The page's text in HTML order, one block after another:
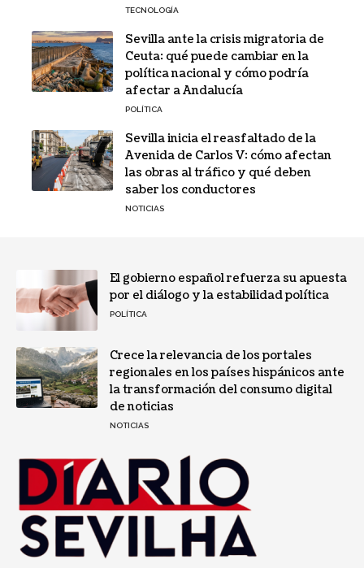
TECNOLOGÍA
Sevilla ante la crisis migratoria de
Ceuta: qué puede cambiar en la
política nacional y cómo podría
afectar a Andalucía
POLÍTICA
Sevilla inicia el reasfaltado de la
Avenida de Carlos V: cómo afectan
las obras al tráfico y qué deben
saber los conductores
NOTICIAS
El gobierno español refuerza su apuesta
por el diálogo y la estabilidad política
POLÍTICA
Crece la relevancia de los portales
regionales en los países hispánicos ante
la transformación del consumo digital
de noticias
NOTICIAS